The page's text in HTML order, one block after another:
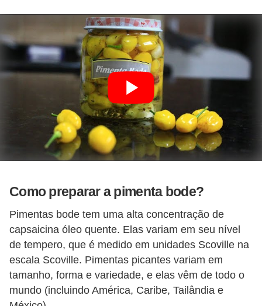
Como preparar a pimenta bode?
Pimentas bode tem uma alta concentração de
capsaicina óleo quente. Elas variam em seu nível
de tempero, que é medido em unidades Scoville na
escala Scoville. Pimentas picantes variam em
tamanho, forma e variedade, e elas vêm de todo o
mundo (incluindo América, Caribe, Tailândia e